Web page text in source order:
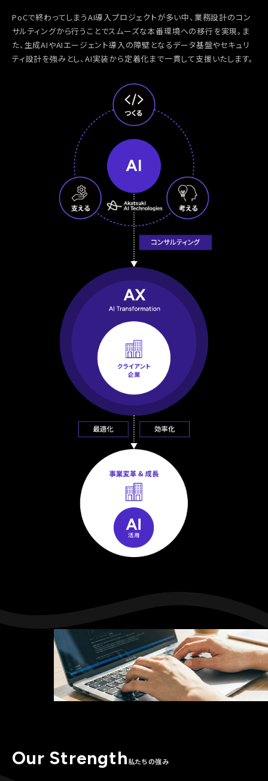
PoCで終わってしまうAI導入プロジェクトが多い中、業務設計のコン
サルティングから行うことでスムーズな本番環境への移行を実現。ま
た、生成AIやAIエージェント導入の障壁となるデータ基盤やセキュリ
ティ設計を強みとし、AI実装から定着化まで一貫して支援いたします。
Our Strength私たちの強み